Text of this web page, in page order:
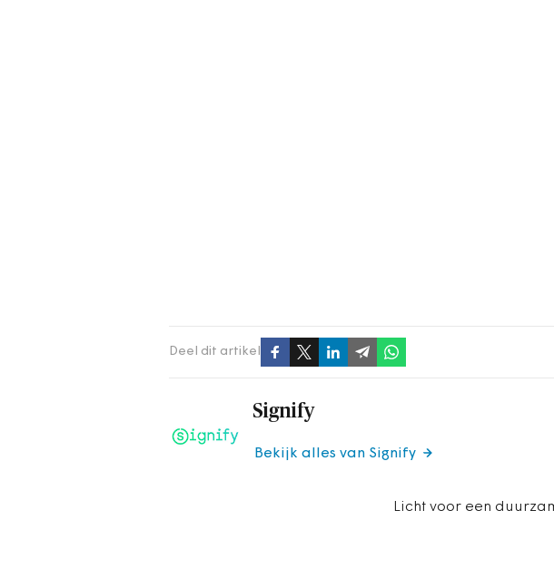
Deel dit artikel
Signify
Licht voor een
Bekijk alles van Signify